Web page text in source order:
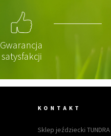
Gwarancja
satysfakcji
KONTAKT
Sklep jeździecki TUNDRA